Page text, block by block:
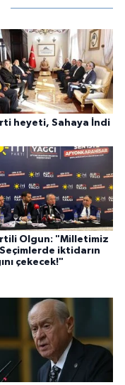
heyeti, Sahaya İndi
Olgun: "Milletimiz
iktidarın
çekecek!"